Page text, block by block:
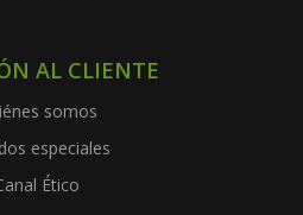
AL CLIENTE
somos
especiales
Ético